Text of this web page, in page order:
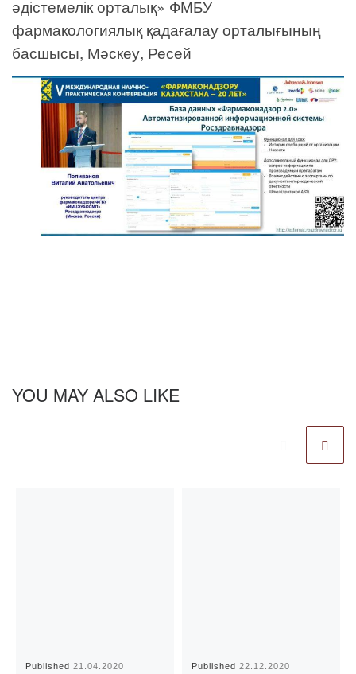
әдістемелік орталық» ФМБУ
фармакологиялық қадағалау орталығының
басшысы, Мәскеу, Ресей
YOU MAY ALSO LIKE
Published21.04.2020 Published22.12.2020